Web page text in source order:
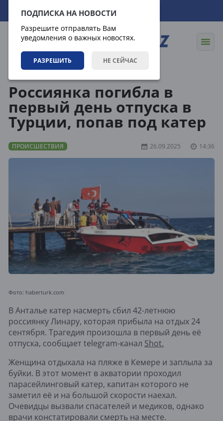
ПОДПИСКА НА НОВОСТИ
Разрешите отправлять Вам
уведомления о важных новостях.
РАЗРЕШИТЬ НЕ СЕЙЧАС
08.08.2026 20:13:49
Россиянка погибла в
первый день отпуска в
Турции, попав под катер
ПРОИСШЕСТВИЯ 26.09.2025 14:36
Фото: haberturk.com
В Анталье катер насмерть сбил 42-летнюю
россиянку Линару, которая прибыла на отдых 24
сентября. Трагедия произошла в первый день её
отпуска, сообщает telegram-канал Shot.
Женщина отдыхала на пляже в Кемере и заплыла за
буйки. В этот момент в акватории проходил
парасейлинговый катер, капитан которого не
заметил её и на большой скорости наехал.
Очевидцы вызвали спасателей и медиков, однако
врачи констатировали смерть на месте.